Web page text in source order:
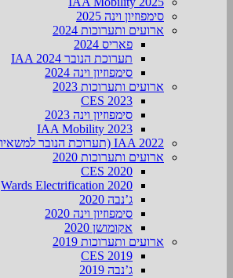
סימפוזיון וינה 2025
ארועים ותערוכות 2024
פאריס 2024
תערוכת הנובר IAA 2024
סימפוזיון וינה 2024
ארועים ותערוכות 2023
CES 2023
סימפוזיון וינה 2023
IAA Mobility 2023
IAA 2022 (תערוכת הנובר למשאיות)
ארועים ותערוכות 2020
CES 2020
Wards Electrification 2020
ג’נבה 2020
סימפוזיון וינה 2020
אקומושן 2020
ארועים ותערוכות 2019
CES 2019
ג’נבה 2019